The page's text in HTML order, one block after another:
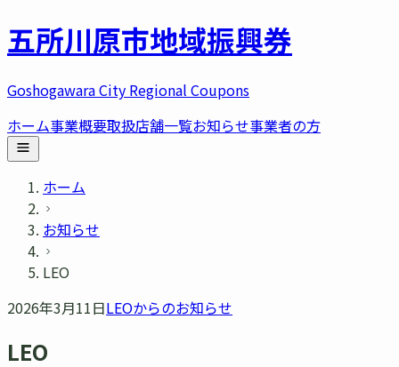
五所川原市地域振興券
Goshogawara City Regional Coupons
ホーム事業概要取扱店舗一覧お知らせ事業者の方
ホーム
お知らせ
LEO
2026年3月11日LEOからのお知らせ
LEO